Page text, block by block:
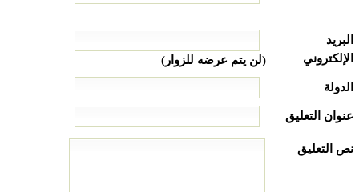
البريد
الإلكتروني
(لن يتم عرضه للزوار)
الدولة
عنوان التعليق
نص التعليق